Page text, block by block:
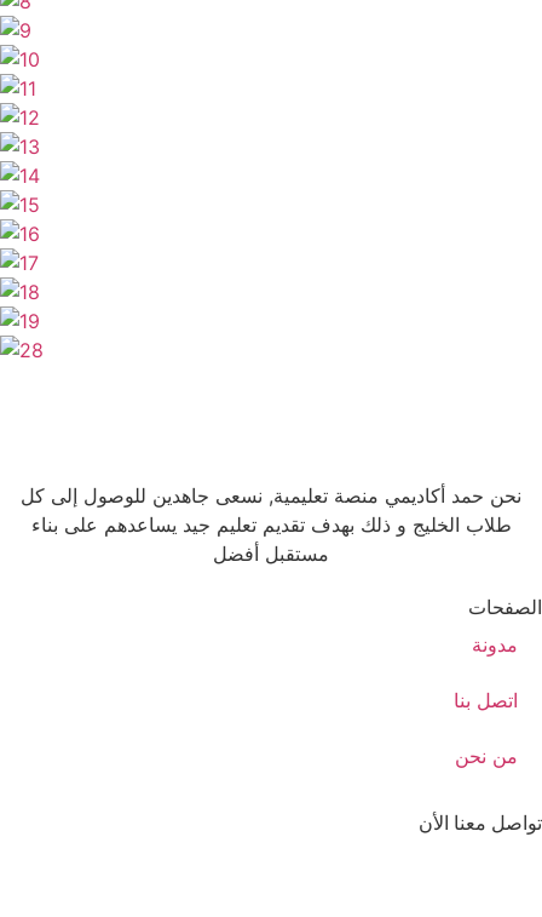
نحن حمد أكاديمي منصة تعليمية, نسعى جاهدين للوصول إلى كل
طلاب الخليج و ذلك بهدف تقديم تعليم جيد يساعدهم على بناء
مستقبل أفضل
الصفحات
مدونة
اتصل بنا
من نحن
تواصل معنا الأن